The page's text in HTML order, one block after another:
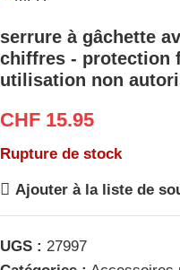
serrure à gâchette
chiffres - protection
utilisation non
CHF 15.95
Rupture de stock
Ajouter à la liste de
UGS : 27997